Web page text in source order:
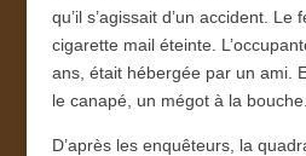
qu’il s’agissait d’un accident.
cigarette mail éteinte.
ans, était hébergée par un ami.
le canapé, un mégot à la bouche.
D’après les enquêteurs, la